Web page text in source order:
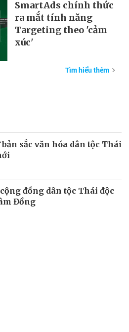
SmartAds chính thức
ra mắt tính năng
Targeting theo 'cảm
xúc'
Tìm hiểu thêm
sắc văn hóa dân tộc Thái
đồng dân tộc Thái độc
Đồng